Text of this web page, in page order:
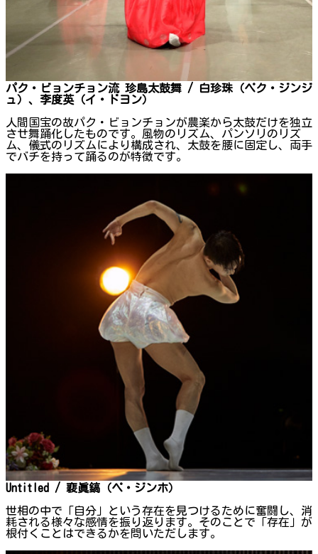
パク・ビョンチョン流 珍島太鼓舞 / 白珍珠（ペク・ジンジ
ュ）、李度英（イ・ドヨン）
人間国宝の故パク・ビョンチョンが農楽から太鼓だけを独立
させ舞踊化したものです。風物のリズム、パンソリのリズ
ム、儀式のリズムにより構成され、太鼓を腰に固定し、両手
でバチを持って踊るのが特徴です。
Untitled / 裵眞鎬（ペ・ジンホ）
世相の中で「自分」という存在を見つけるために奮闘し、消
耗される様々な感情を振り返ります。そのことで「存在」が
根付くことはできるかを問いただします。